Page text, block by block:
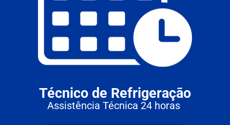
Técnico de Refrigeração
Assistência Técnica 24 horas